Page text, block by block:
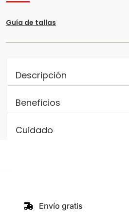
Guía de tallas
Descripción
Beneficios
Cuidado
Envío gratis